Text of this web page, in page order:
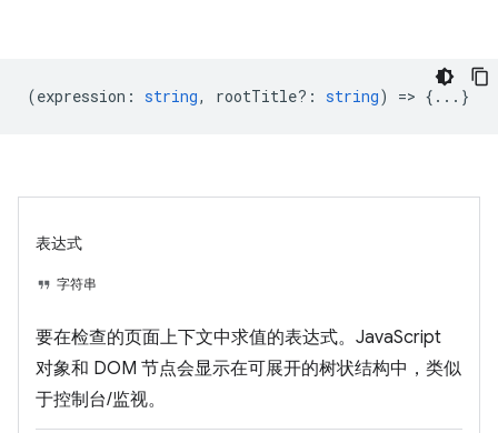
(expression : string, rootTitle? : string) => {...}
表达式
字符串
要在检查的页面上下文中求值的表达式。JavaScript
对象和 DOM 节点会显示在可展开的树状结构中，类似
于控制台/监视。